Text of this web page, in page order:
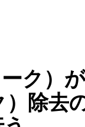
ク）
除去